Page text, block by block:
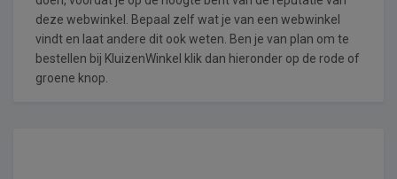
deze webwinkel. Bepaal zelf wat je van een webwinkel
vindt en laat andere dit ook weten. Ben je van plan om te
bestellen bij KluizenWinkel klik dan hieronder op de rode of
groene knop.